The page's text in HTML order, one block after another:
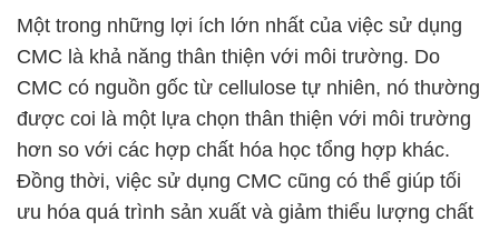
Một trong những lợi ích lớn nhất của việc sử dụng
CMC là khả năng thân thiện với môi trường. Do
CMC có nguồn gốc từ cellulose tự nhiên, nó thường
được coi là một lựa chọn thân thiện với môi trường
hơn so với các hợp chất hóa học tổng hợp khác.
Đồng thời, việc sử dụng CMC cũng có thể giúp tối
ưu hóa quá trình sản xuất và giảm thiểu lượng chất